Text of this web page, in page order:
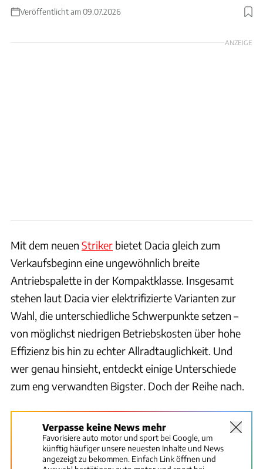
Veröffentlicht am 09.07.2026
Foto: Dacia / Schönfeld
ANZEIGE
Mit dem neuen Striker bietet Dacia gleich zum
Verkaufsbeginn eine ungewöhnlich breite
Antriebspalette in der Kompaktklasse. Insgesamt
stehen laut Dacia vier elektrifizierte Varianten zur
Wahl, die unterschiedliche Schwerpunkte setzen –
von möglichst niedrigen Betriebskosten über hohe
Effizienz bis hin zu echter Allradtauglichkeit. Und
wer genau hinsieht, entdeckt einige Unterschiede
zum eng verwandten Bigster. Doch der Reihe nach.
Verpasse keine News mehr
Favorisiere auto motor und sport bei Google, um
künftig häufiger unsere neuesten Inhalte und News
angezeigt zu bekommen. Einfach Link öffnen und